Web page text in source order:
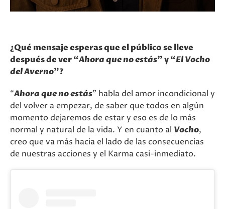
¿Qué mensaje esperas que el público se lleve
después de ver “Ahora que no estás” y “El Vocho
del Averno”?
“Ahora que no estás” habla del amor incondicional y
del volver a empezar, de saber que todos en algún
momento dejaremos de estar y eso es de lo más
normal y natural de la vida. Y en cuanto al Vocho,
creo que va más hacia el lado de las consecuencias
de nuestras acciones y el Karma casi-inmediato.